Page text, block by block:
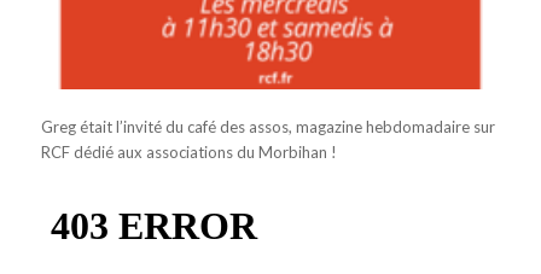
Greg était l’invité du café des assos, magazine hebdomadaire sur
RCF dédié aux associations du Morbihan !